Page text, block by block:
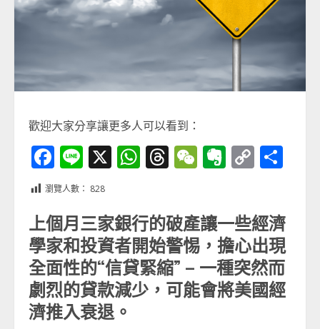
歡迎大家分享讓更多人可以看到：
Facebook
Line
X WhatsApp
Threads
WeChat
Evernote
Copy
瀏覽人數： 828
上個月三家銀行的破產讓一些經濟
學家和投資者開始警惕，擔心出現
全面性的“信貸緊縮” – 一種突然而
劇烈的貸款減少，可能會將美國經
濟推入衰退。